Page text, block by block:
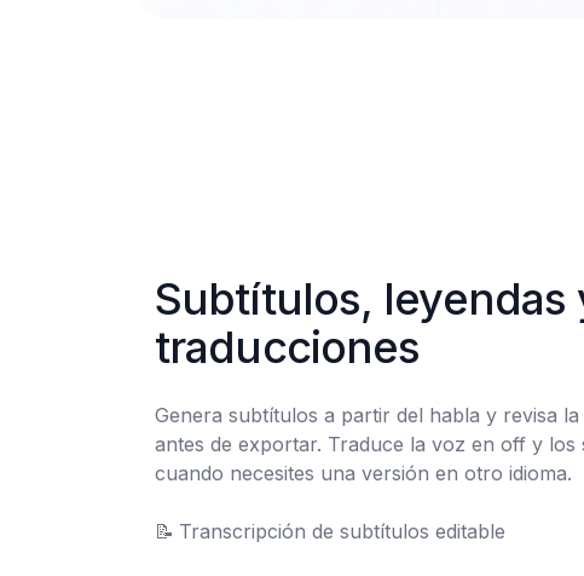
Subtítulos, leyendas
traducciones
Genera subtítulos a partir del habla y revisa
antes de exportar. Traduce la voz en off y los
cuando necesites una versión en otro idioma.
📝	Transcripción de subtítulos editable